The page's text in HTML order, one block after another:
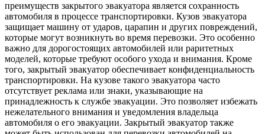
преимуществ закрытого эвакуатора является сохранность
автомобиля в процессе транспортировки. Кузов эвакуатора
защищает машину от ударов, царапин и других повреждений,
которые могут возникнуть во время перевозки. Это особенно
важно для дорогостоящих автомобилей или раритетных
моделей, которые требуют особого ухода и внимания. Кроме
того, закрытый эвакуатор обеспечивает конфиденциальность
транспортировки. На кузове такого эвакуатора часто
отсутствует реклама или знаки, указывающие на
принадлежность к службе эвакуации. Это позволяет избежать
нежелательного внимания и уведомления владельца
автомобиля о его эвакуации. Закрытый эвакуатор также